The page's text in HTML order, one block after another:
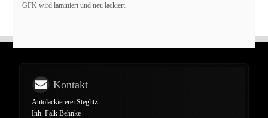
GFK wird laminiert und neu lackiert.
Kontakt
Autolackiererei Steglitz
Inh. Falk Behnke